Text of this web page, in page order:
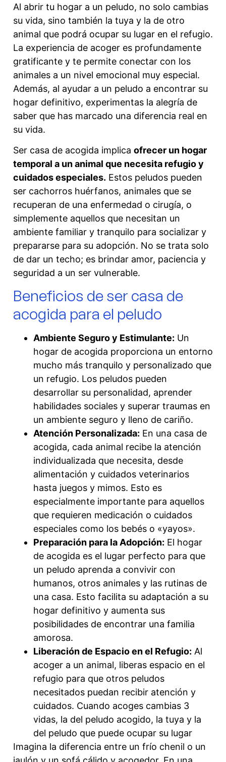
Al abrir tu hogar a un peludo, no solo cambias
su vida, sino también la tuya y la de otro
animal que podrá ocupar su lugar en el refugio.
La experiencia de acoger es profundamente
gratificante y te permite conectar con los
animales a un nivel emocional muy especial.
Además, al ayudar a un peludo a encontrar su
hogar definitivo, experimentas la alegría de
saber que has marcado una diferencia real en
su vida.
Ser casa de acogida implica ofrecer un hogar
temporal a un animal que necesita refugio y
cuidados especiales. Estos peludos pueden
ser cachorros huérfanos, animales que se
recuperan de una enfermedad o cirugía, o
simplemente aquellos que necesitan un
ambiente familiar y tranquilo para socializar y
prepararse para su adopción. No se trata solo
de dar un techo; es brindar amor, paciencia y
seguridad a un ser vulnerable.
Beneficios de ser casa de
acogida para el peludo
Ambiente Seguro y Estimulante: Un
hogar de acogida proporciona un entorno
mucho más tranquilo y personalizado que
un refugio. Los peludos pueden
desarrollar su personalidad, aprender
habilidades sociales y superar traumas en
un ambiente seguro y lleno de cariño.
Atención Personalizada: En una casa de
acogida, cada animal recibe la atención
individualizada que necesita, desde
alimentación y cuidados veterinarios
hasta juegos y mimos. Esto es
especialmente importante para aquellos
que requieren medicación o cuidados
especiales como los bebés o «yayos».
Preparación para la Adopción: El hogar
de acogida es el lugar perfecto para que
un peludo aprenda a convivir con
humanos, otros animales y las rutinas de
una casa. Esto facilita su adaptación a su
hogar definitivo y aumenta sus
posibilidades de encontrar una familia
amorosa.
Liberación de Espacio en el Refugio: Al
acoger a un animal, liberas espacio en el
refugio para que otros peludos
necesitados puedan recibir atención y
cuidados. Cuando acoges cambias 3
vidas, la del peludo acogido, la tuya y la
del peludo que puede ocupar su lugar
Imagina la diferencia entre un frío chenil o un